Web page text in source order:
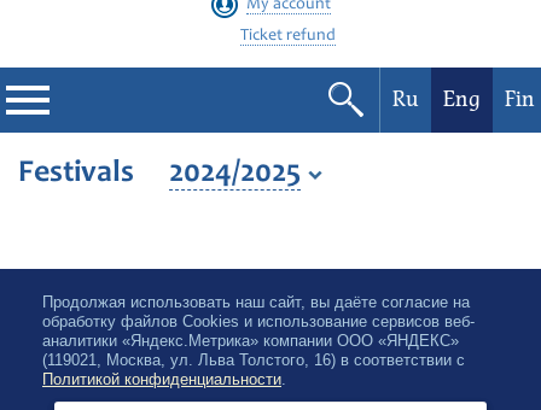
My account
Ticket refund
Philharmonic
Festivals
Ru Eng Fin
Festivals 2024/2025
Продолжая использовать наш сайт, вы даёте согласие на
обработку файлов Cookies и использование сервисов веб-
аналитики «Яндекс.Метрика» компании ООО «ЯНДЕКС»
(119021, Москва, ул. Льва Толстого, 16) в соответствии с
Политикой конфиденциальности.